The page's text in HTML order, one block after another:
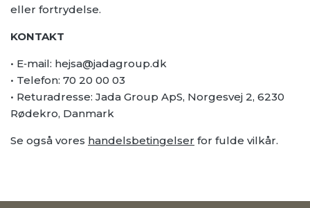
eller fortrydelse.
KONTAKT
• E‑mail: hejsa@jadagroup.dk
• Telefon: 70 20 00 03
• Returadresse: Jada Group ApS, Norgesvej 2, 6230
Rødekro, Danmark
Se også vores handelsbetingelser for fulde vilkår.